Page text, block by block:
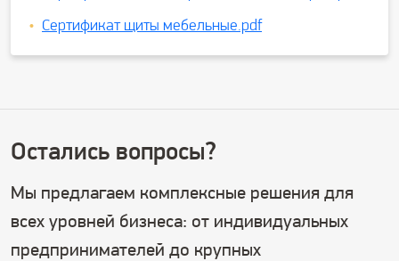
Сертификат щиты мебельные.pdf
Остались вопросы?
Мы предлагаем комплексные решения для
всех уровней бизнеса: от индивидуальных
предпринимателей до крупных